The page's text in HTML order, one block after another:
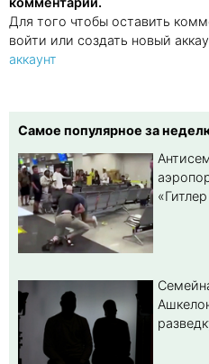
Для того чтобы оставить
войти или создать новый
аккаунт
Самое популярное за